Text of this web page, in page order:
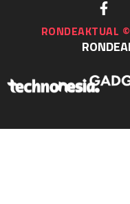
RONDEAKTUAL